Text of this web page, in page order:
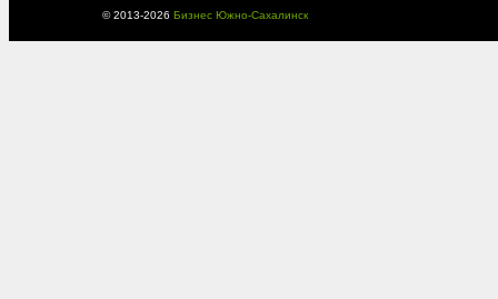
© 2013-2026 Бизнес Южно-Сахалинск